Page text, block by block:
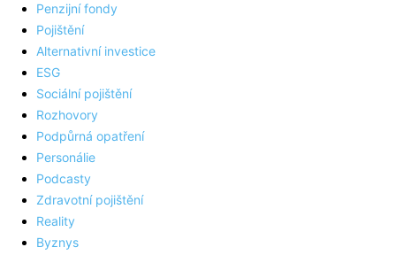
Penzijní fondy
Pojištění
Alternativní investice
ESG
Sociální pojištění
Rozhovory
Podpůrná opatření
Personálie
Podcasty
Zdravotní pojištění
Reality
Byznys